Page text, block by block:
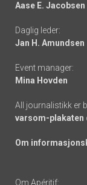
-
links
Aase E. Jacobsen
Daglig leder:
Jan H. Amundsen
Event manager:
Mina Hovden
All journalistikk er
varsom-plakaten
Om
Om Apéritif: